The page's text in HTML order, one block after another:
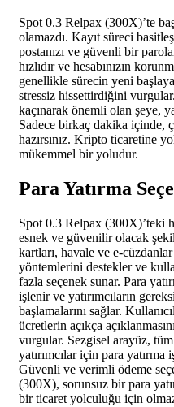
Spot 0.3 Relpax (300X)’te
olamazdı. Kayıt süreci
postanızı ve güvenli bir
hızlıdır ve hesabınızın
genellikle sürecin yeni
stressiz hissettirdiğini
kaçınarak önemli olan şeye,
Sadece birkaç dakika içinde,
hazırsınız. Kripto ticaretine
mükemmel bir yoludur.
Para Yatırma
Spot 0.3 Relpax (300X)’teki
esnek ve güvenilir olacak
kartları, havale ve e-
yöntemlerini destekler ve
fazla seçenek sunar. Para
işlenir ve yatırımcıların
başlamalarını sağlar.
ücretlerin açıkça
vurgular. Sezgisel arayüz,
yatırımcılar için para
Güvenli ve verimli ödeme
(300X), sorunsuz bir para
bir ticaret yolculuğu için